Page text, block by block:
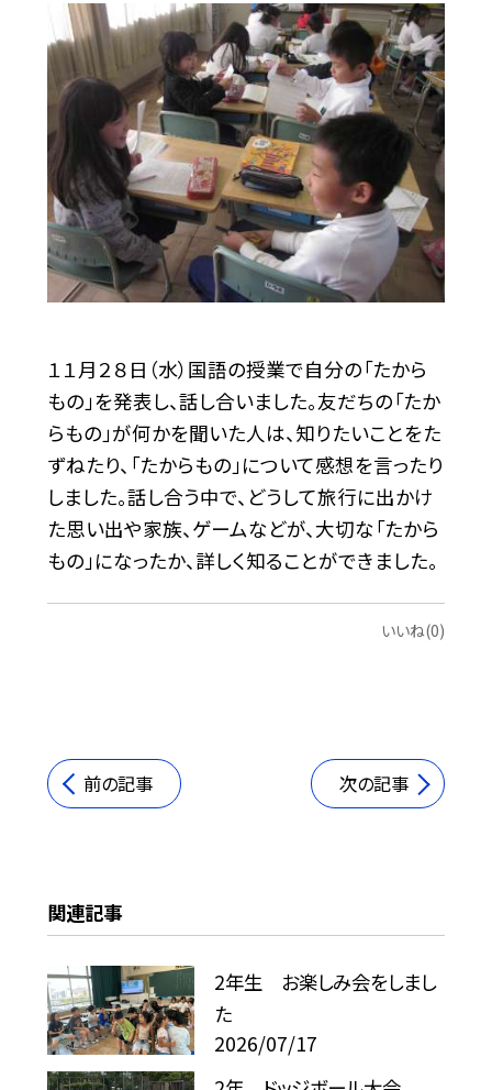
１１月２８日（水）国語の授業で自分の「たから
もの」を発表し、話し合いました。友だちの「たか
らもの」が何かを聞いた人は、知りたいことをた
ずねたり、「たからもの」について感想を言ったり
しました。話し合う中で、どうして旅行に出かけ
た思い出や家族、ゲームなどが、大切な「たから
もの」になったか、詳しく知ることができました。
いいね(0)
前の記事 次の記事
関連記事
2年生 お楽しみ会をしまし
た
2026/07/17